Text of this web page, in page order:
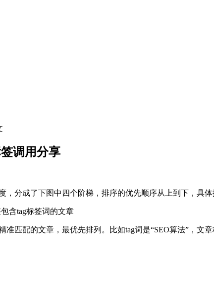
调用分享
，分成了下图中四个阶梯，排序的优先顺序从上到下，具体
含tag标签词的文章
匹配的文章，最优先排列。比如tag词是“SEO算法”，文